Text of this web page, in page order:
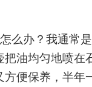
么办？我通常
油均匀地喷在
便保养，半年